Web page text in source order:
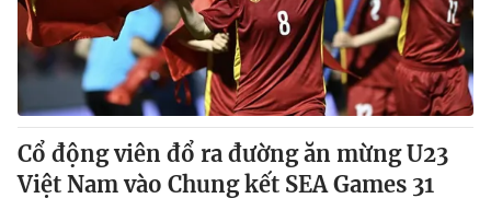
Cổ động viên đổ ra đường ăn mừng U23
Việt Nam vào Chung kết SEA Games 31